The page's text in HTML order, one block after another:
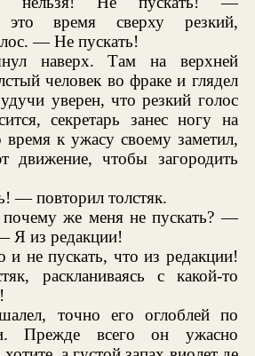
время сверху резкий,
— Не пускать!
наверх. Там на верхней
человек во фраке и глядел
уверен, что резкий голос
секретарь занес ногу на
время к ужасу своему заметил,
движение, чтобы загородить
— повторил толстяк.
же меня не пускать? —
Я из редакции!
не пускать, что из редакции!
раскланиваясь с какой-то
точно его оглоблей по
Прежде всего он ужасно